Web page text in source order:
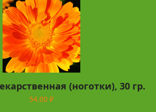
(ноготки), 30 гр.
54.00 ₽